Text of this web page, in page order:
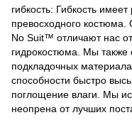
гибкость: Гибкость
превосходного
No Suit™ отличают нас
гидрокостюма. Мы также
подкладочных
способности быстро
поглощение влаги. Мы
неопрена от лучших